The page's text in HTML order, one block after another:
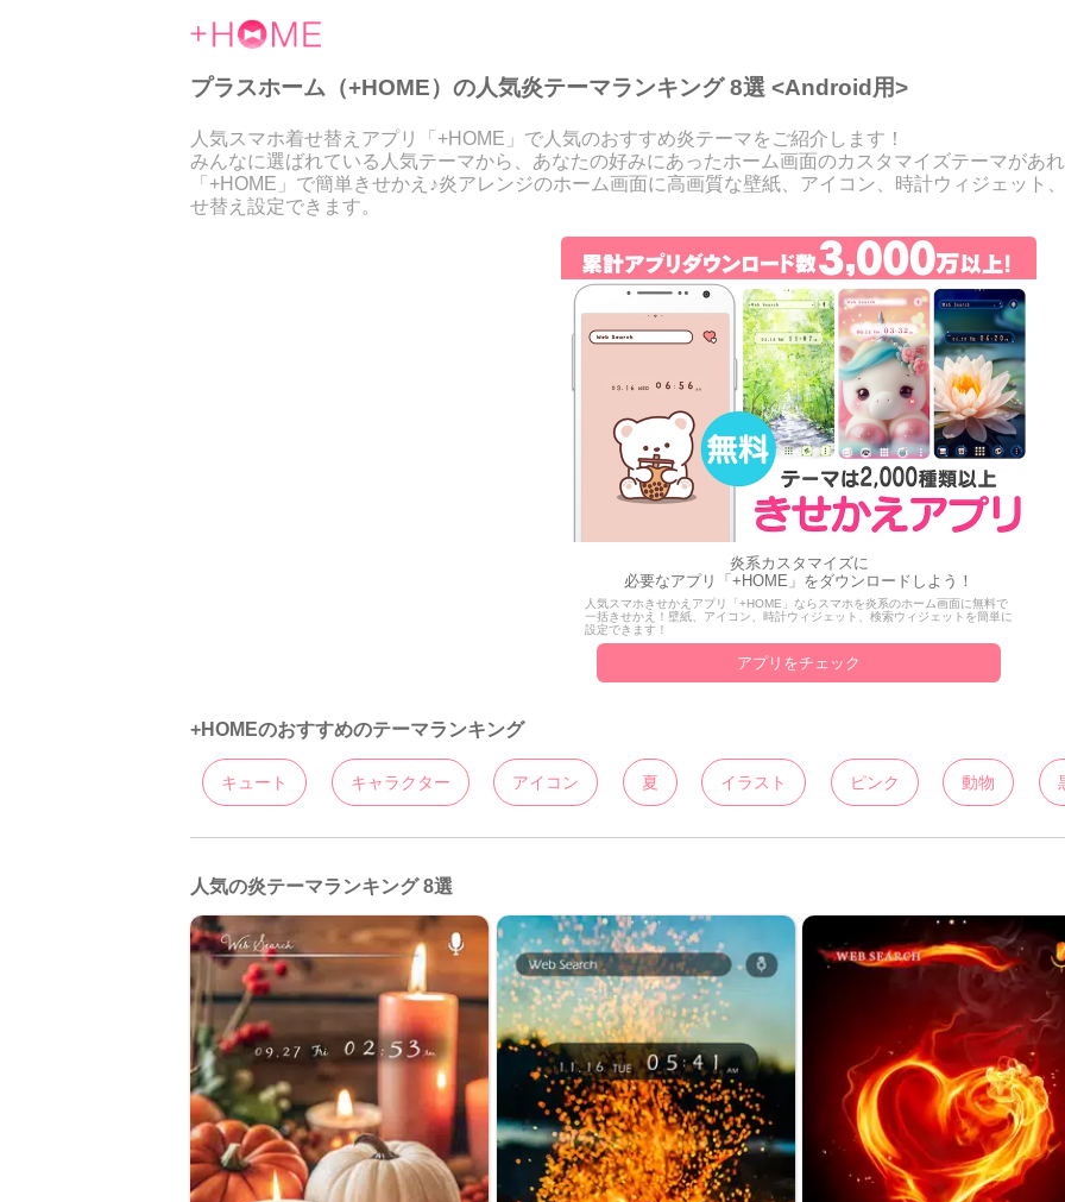
プラスホーム（+HOME）の人気炎テーマランキング 8選 <Android用>
人気スマホ着せ替えアプリ「+HOME」で人気のおすすめ炎テーマをご紹介します！
みんなに選ばれている人気テーマから、あなたの好みにあったホーム画面のカスタマイズテーマがあ
「+HOME」で簡単きせかえ♪炎アレンジのホーム画面に高画質な壁紙、アイコン、時計ウィジェット
せ替え設定できます。
炎系カスタマイズに
必要なアプリ「+HOME」をダウンロードしよう！
人気スマホきせかえアプリ「+HOME」ならスマホを炎系のホーム画面に無料で
一括きせかえ！壁紙、アイコン、時計ウィジェット、検索ウィジェットを簡単に
設定できます！
アプリをチェック
+HOMEのおすすめのテーマランキング
キュート キャラクター アイコン 夏 イラスト ピンク 動物
人気の炎テーマランキング 8選